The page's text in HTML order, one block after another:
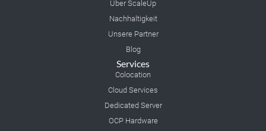
Über ScaleUp
Nachhaltigkeit
Unsere Partner
Blog
Services
Colocation
Cloud Services
Dedicated Server
OCP Hardware